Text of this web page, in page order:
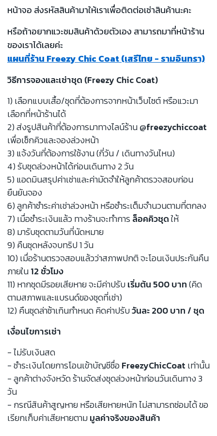
หน้าจอ ส่งรหัสสินค้ามาให้เราเพื่อติดต่อเช่าสินค้านะคะ
หรือถ้าอยากแวะชมสินค้าด้วยตัวเอง สามารถมาที่หน้าร้าน
ของเราได้เลยค่ะ
แผนที่ร้าน Freezy Chic Coat (เสรีไทย - รามอินทรา)
วิธีการจองและเช่าชุด (Freezy Chic Coat)
1) เลือกแบบเสื้อ/ชุดที่ต้องการจากหน้าเว็บไซต์ หรือแวะมา
เลือกที่หน้าร้านได้
2) ส่งรูปสินค้าที่ต้องการมาทางไลน์ร้าน@freezychiccoat
เพื่อเช็กคิวและจองล่วงหน้า
3) แจ้งวันที่ต้องการใช้งาน (กี่วัน / เดินทางวันไหน)
4) รับชุดล่วงหน้าได้ก่อนเดินทาง 2 วัน
5) แอดมินสรุปค่าเช่าและค่ามัดจำให้ลูกค้าตรวจสอบก่อน
ยืนยันจอง
6) ลูกค้าชำระค่าเช่าล่วงหน้า หรือชำระเต็มจำนวนตามที่ตกลง
7) เมื่อชำระเงินแล้ว ทางร้านจะทำการล็อคคิวชุดให้
8) มารับชุดตามวันที่นัดหมาย
9) คืนชุดหลังจบทริป 1 วัน
10) เมื่อร้านตรวจสอบแล้วว่าสภาพปกติ จะโอนเงินประกันคืน
ภายใน12 ชั่วโมง
11) หากชุดมีรอยเสียหาย จะมีค่าปรับเริ่มต้น 500 บาท(คิด
ตามสภาพและแบรนด์ของชุดที่เช่า)
12) คืนชุดล่าช้าเกินกำหนด คิดค่าปรับวันละ 200 บาท / ชุด
เงื่อนไขการเช่า
- ไม่รับเงินสด
- ชำระเงินโดยการโอนเข้าบัญชีชื่อFreezyChicCoat เท่านั้น
- ลูกค้าต่างจังหวัด ร้านจัดส่งชุดล่วงหน้าก่อนวันเดินทาง 3
วัน
- กรณีสินค้าสูญหาย หรือเสียหายหนัก ไม่สามารถซ่อมได้ ขอ
เรียกเก็บค่าเสียหายตามมูลค่าจริงของสินค้า